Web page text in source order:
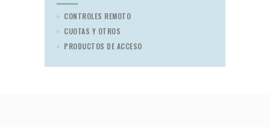
CONTROLES REMOTO
CUOTAS Y OTROS
PRODUCTOS DE ACCESO